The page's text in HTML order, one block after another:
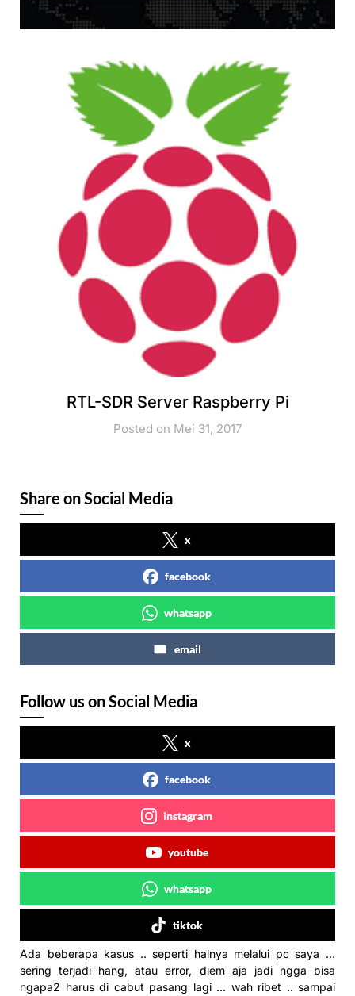
RTL-SDR Server Raspberry Pi
Posted on Mei 31, 2017
Share on Social Media
x
facebook
whatsapp
email
Follow us on Social Media
x
facebook
instagram
youtube
whatsapp
tiktok
Ada beberapa kasus .. seperti halnya melalui pc saya …
sering terjadi hang, atau error, diem aja jadi ngga bisa
ngapa2 harus di cabut pasang lagi … wah ribet .. sampai